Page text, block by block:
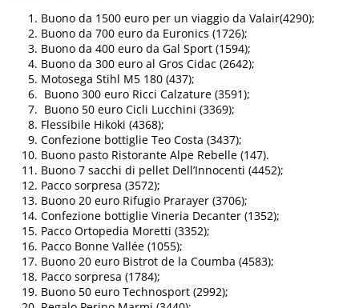
Buono da 1500 euro per un viaggio da Valair(4290);
Buono da 700 euro da Euronics (1726);
Buono da 400 euro da Gal Sport (1594);
Buono da 300 euro al Gros Cidac (2642);
Motosega Stihl M5 180 (437);
Buono 300 euro Ricci Calzature (3591);
Buono 50 euro Cicli Lucchini (3369);
Flessibile Hikoki (4368);
Confezione bottiglie Teo Costa (3437);
Buono pasto Ristorante Alpe Rebelle (147).
Buono 7 sacchi di pellet Dell’Innocenti (4452);
Pacco sorpresa (3572);
Buono 20 euro Rifugio Prarayer (3706);
Confezione bottiglie Vineria Decanter (1352);
Pacco Ortopedia Moretti (3352);
Pacco Bonne Vallée (1055);
Buono 20 euro Bistrot de la Coumba (4583);
Pacco sorpresa (1784);
Buono 50 euro Technosport (2992);